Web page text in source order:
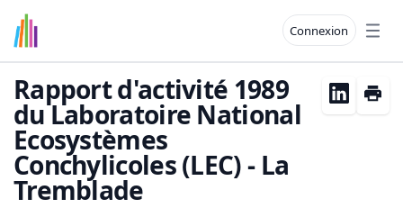
Connexion
Rapport d'activité 1989
du Laboratoire National
Ecosystèmes
Conchylicoles (LEC) - La
Tremblade